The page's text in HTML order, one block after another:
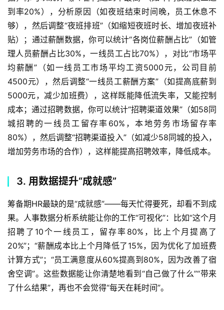
到率20%），分析原因（如夜班结束时间晚，员工休息不
够），然后调整“夜班排班”（如缩短夜班时长、增加夜班补
贴）；通过薪酬数据，你可以统计“各岗位薪酬占比”（如管
理人员薪酬占比30%，一线员工占比70%），对比“市场平
均薪酬”（如一线员工市场平均工资5000元，公司目前
4500元），然后调整“一线员工薪酬方案”（如提高底薪到
5000元，减少加班费），这样既能降低流失率，又能控制
成本；通过招聘数据，你可以统计“招聘渠道效果”（如58同
城招聘的一线员工留存率60%，本地劳务市场留存率
80%），然后调整“招聘渠道投入”（如减少58同城的投入，
3. 用数据提升“成就感”
筹备期HR最缺的是“成就感”——每天忙得要死，却看不到成
果。人事数据分析系统能让你的工作“可视化”：比如“这个月
招聘了10个一线员工，留存率80%，比上个月提高了
20%”；“薪酬成本比上个月降低了15%，因为优化了加班费
计算方式”；“员工满意度从60%提高到80%，因为改善了宿
舍空调”。这些数据能让你清楚地看到“自己做了什么”“带来
了什么结果”，再也不会觉得“每天在耗时间”。